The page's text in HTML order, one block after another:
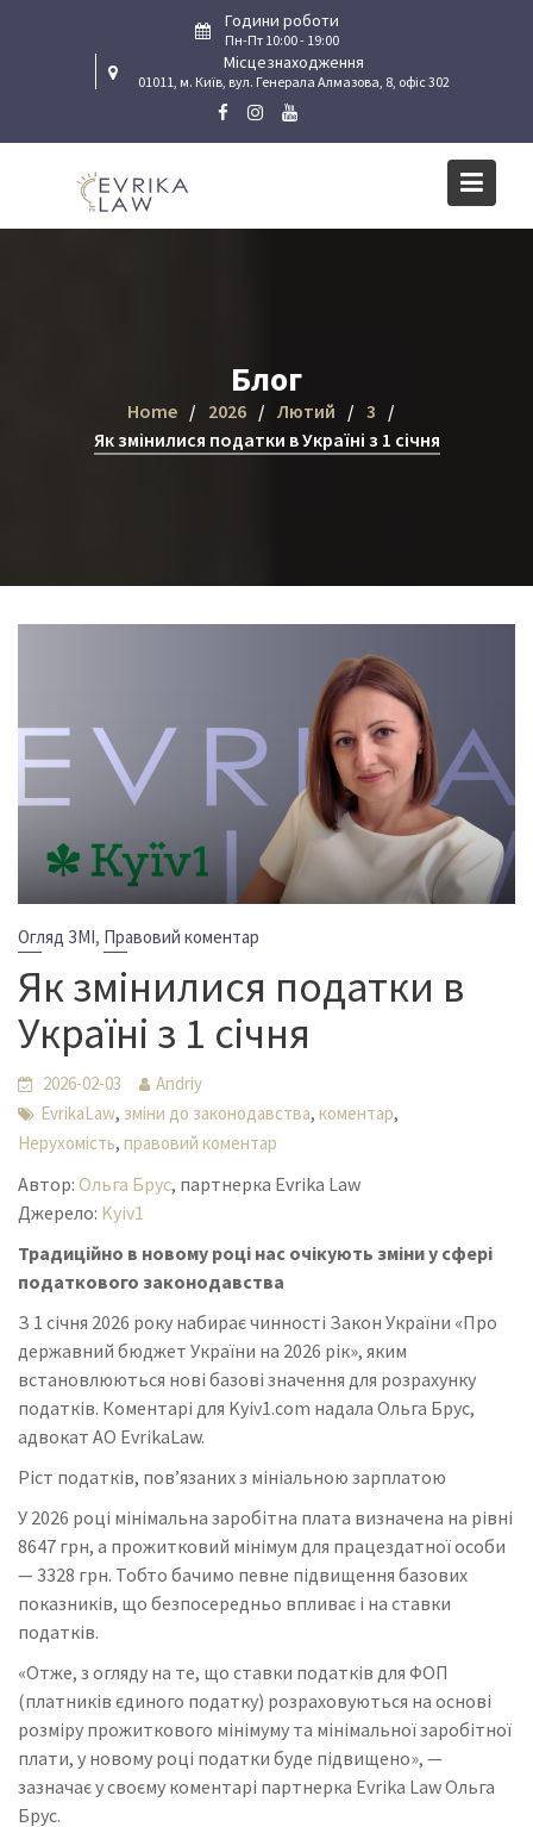
Години роботи
Пн-Пт 10:00 - 19:00
Місцезнаходження
01011, м. Київ, вул. Генерала Алмазова, 8, офіс 302
Блог
Home 2026 Лютий
3
Як змінилися податки в Україні з 1 січня
Огляд ЗМІ, Правовий коментар
Як змінилися податки в
Україні з 1 січня
2026-02-03
Andriy
EvrikaLaw, зміни до законодавства, коментар,
Нерухомість, правовий коментар
Автор: Ольга Брус, партнерка Evrika Law
Джерело: Kyiv1
Традиційно в новому році нас очікують зміни у сфері
податкового законодавства
З 1 січня 2026 року набирає чинності Закон України «Про
державний бюджет України на 2026 рік», яким
встановлюються нові базові значення для розрахунку
податків. Коментарі для Kyiv1.com надала Ольга Брус,
адвокат АО EvrikaLaw.
Ріст податків, пов’язаних з мініальною зарплатою
У 2026 році мінімальна заробітна плата визначена на рівні
8647 грн, а прожитковий мінімум для працездатної особи
— 3328 грн. Тобто бачимо певне підвищення базових
показників, що безпосередньо впливає і на ставки
податків.
«Отже, з огляду на те, що ставки податків для ФОП
(платників єдиного податку) розраховуються на основі
розміру прожиткового мінімуму та мінімальної заробітної
плати, у новому році податки буде підвищено», —
зазначає у своєму коментарі партнерка Evrika Law Ольга
Брус.